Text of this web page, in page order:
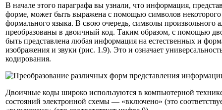
В начале этого параграфа вы узнали, что информация,
форме, может быть выражена с помощью символов некоторого
формального языка. В свою очередь, символы произвольного
преобразованы в двоичный код. Таким образом, с помощью
быть представлена любая информация на естественных и
изображения и звуки (рис. 1.9). Это и означает
кодирования.
Двоичные коды широко используются в компьютерной
состояний электронной схемы — «включено» (это